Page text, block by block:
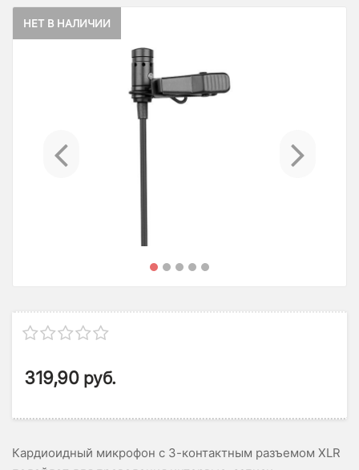
НЕТ В НАЛИЧИИ
Previous
319,90 руб.
Кардиоидный микрофон с 3-контактным разъемом XLR